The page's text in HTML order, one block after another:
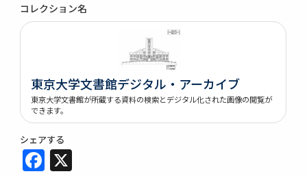
コレクション名
東京大学文書館デジタル・アーカイブ
東京大学文書館が所蔵する資料の検索とデジタル化された画像の閲覧が
できます。
シェアする
Facebook